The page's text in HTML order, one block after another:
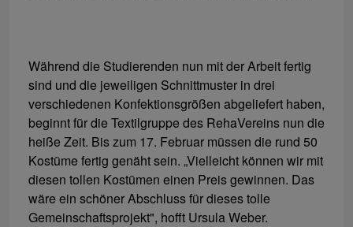
Während die Studierenden nun mit der Arbeit fertig
sind und die jeweiligen Schnittmuster in drei
verschiedenen Konfektionsgrößen abgeliefert haben,
beginnt für die Textilgruppe des RehaVereins nun die
heiße Zeit. Bis zum 17. Februar müssen die rund 50
Kostüme fertig genäht sein. „Vielleicht können wir mit
diesen tollen Kostümen einen Preis gewinnen. Das
wäre ein schöner Abschluss für dieses tolle
Gemeinschaftsprojekt", hofft Ursula Weber.